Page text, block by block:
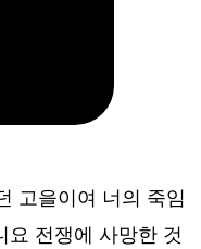
고을이여 너의 죽임
요 전쟁에 사망한 것